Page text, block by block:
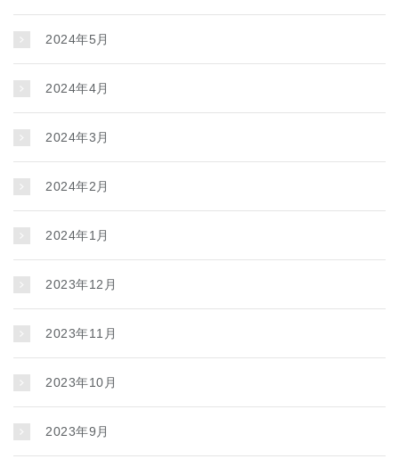
2024年5月
2024年4月
2024年3月
2024年2月
2024年1月
2023年12月
2023年11月
2023年10月
2023年9月